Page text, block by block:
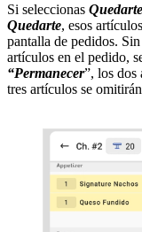
Si seleccionas Quedarte
Quedarte, esos
pantalla de pedidos.
artículos en el pedido,
“Permanecer”, los dos
tres artículos se